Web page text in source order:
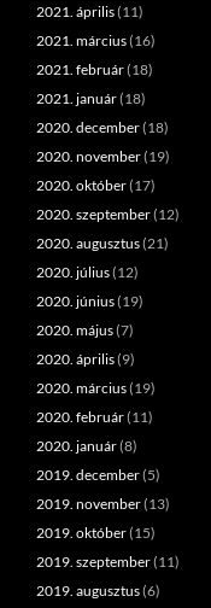
2021. április(11)
2021. március(16)
2021. február(18)
2021. január(18)
2020. december(18)
2020. november(19)
2020. október(17)
2020. szeptember(12)
2020. augusztus(21)
2020. július(12)
2020. június(19)
2020. május(7)
2020. április(9)
2020. március(19)
2020. február(11)
2020. január(8)
2019. december(5)
2019. november(13)
2019. október(15)
2019. szeptember(11)
2019. augusztus(6)